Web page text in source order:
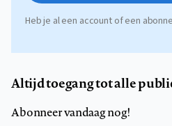
Heb je al een account of een
Altijd toegang tot alle
Abonneer vandaag nog!